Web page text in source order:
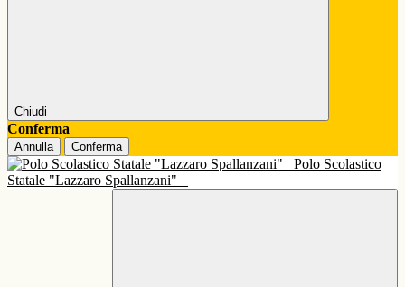
Chiudi
Conferma
Annulla Conferma
Polo Scolastico
Statale "Lazzaro Spallanzani"